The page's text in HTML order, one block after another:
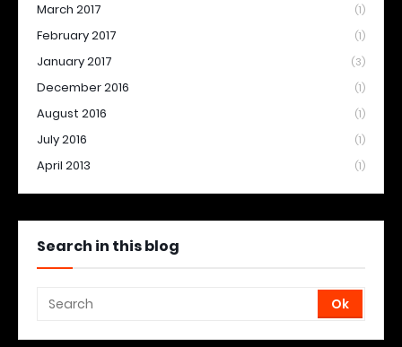
March 2017 (1)
February 2017 (1)
January 2017 (3)
December 2016 (1)
August 2016 (1)
July 2016 (1)
April 2013 (1)
Search in this blog